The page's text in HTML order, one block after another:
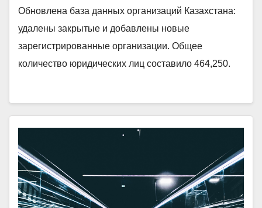
Обновлена база данных организаций Казахстана:
удалены закрытые и добавлены новые
зарегистрированные организации. Общее
количество юридических лиц составило 464,250.